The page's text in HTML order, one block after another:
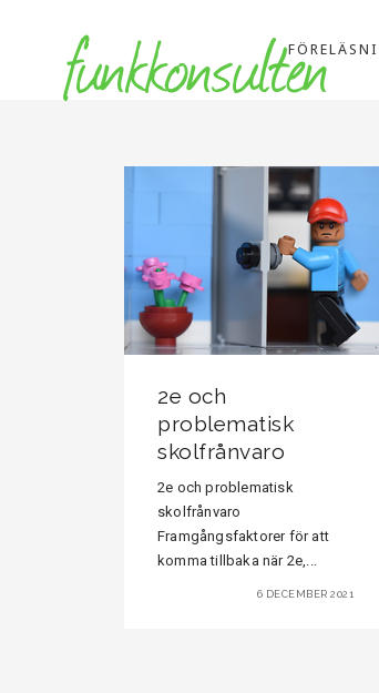
2e och
problematisk
skolfrånvaro
2e och problematisk
skolfrånvaro
Framgångsfaktorer för att
komma tillbaka när 2e,...
6 DECEMBER 2021